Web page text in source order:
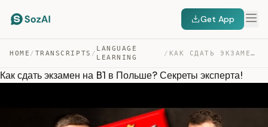
Get App
HOME / TRANSCRIPTS /
LANGUAGE
LEARNING
/ КАК СДАТЬ ЭКЗАМЕН НА B1 В ПОЛЬШЕ? СЕКРЕТЫ ЭКСПЕРТА! — TRANSCRIPT
Как сдать экзамен на B1 в Польше? Секреты эксперта!